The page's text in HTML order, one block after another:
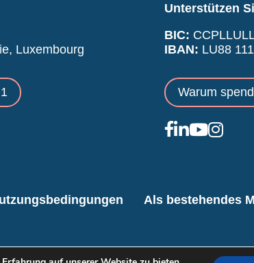
Luxembourg
Unterstützen
BIC:
IBAN: LU88
Warum
Als bestehendes